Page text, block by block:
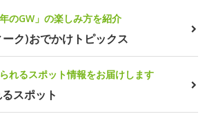
のGW」の楽しみ方を紹介
ク)おでかけトピックス
れるスポット情報をお届けします
スポット